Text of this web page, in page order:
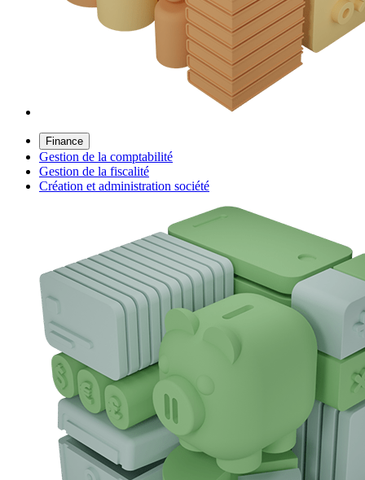
Finance
Gestion de la comptabilité
Gestion de la fiscalité
Création et administration société